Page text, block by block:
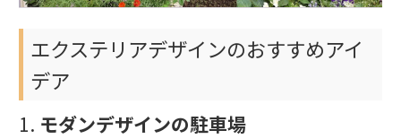
エクステリアデザインのおすすめアイ
デア
1. モダンデザインの駐車場